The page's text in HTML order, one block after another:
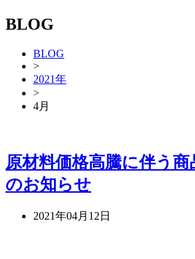
BLOG
BLOG
>
2021年
>
4月
原材料価格高騰に伴う商
のお知らせ
2021年04月12日